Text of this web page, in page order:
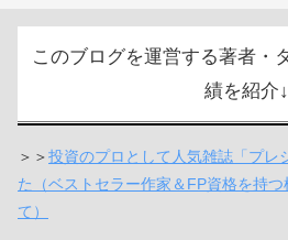
資
家計の節約術（貯金に回す）
積立FXの評価（評判）